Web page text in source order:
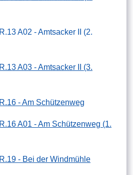
A02 - Amtsacker II (2.
A03 - Amtsacker II (3.
- Am Schützenweg
A01 - Am Schützenweg (1.
- Bei der Windmühle